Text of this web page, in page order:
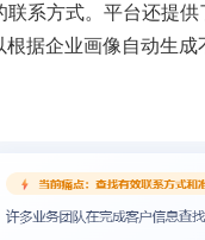
联系方式。平台还提
根据企业画像自动生